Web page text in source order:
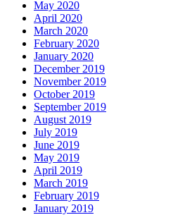
May 2020
April 2020
March 2020
February 2020
January 2020
December 2019
November 2019
October 2019
September 2019
August 2019
July 2019
June 2019
May 2019
April 2019
March 2019
February 2019
January 2019